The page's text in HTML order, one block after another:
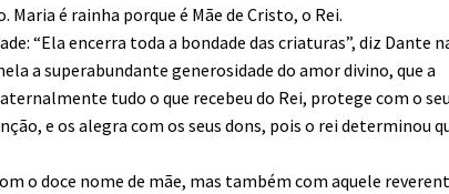
é rainha porque é Mãe de Cristo, o Rei.
“Ela encerra toda a bondade das criaturas”, diz Dante
a superabundante generosidade do amor divino, que a
tudo o que recebeu do Rei, protege com o seu
e os alegra com os seus dons, pois o rei determinou
o doce nome de mãe, mas também com aquele